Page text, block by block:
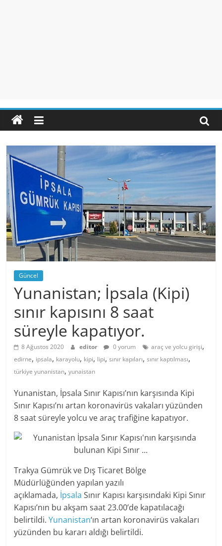
Güncel
Yunanistan; İpsala (Kipi)
sınır kapısını 8 saat
süreyle kapatıyor.
8 Ağustos 2020 editor 0 yorum araç ve yolcu girişi,
edirne, ipsala, karayolu, kipi, lipi,sınır kapıları,sınır kaptılması,
türkiye yunanistan,yunaistan
Yunanistan, İpsala Sınır Kapısı’nın karşısında Kipi
Sınır Kapısı’nı artan koronavirüs vakaları yüzünden
8 saat süreyle yolcu ve araç trafiğine kapatıyor.
Trakya Gümrük ve Dış Ticaret Bölge
Müdürlüğünden yapılan yazılı
açıklamada, İpsala Sınır Kapısı karşısındaki Kipi Sınır
Kapısı’nın bu akşam saat 23.00’de kapatılacağı
belirtildi.Yunanistan‘ın artan koronavirüs vakaları
yüzünden bu kararı aldığı belirtildi.